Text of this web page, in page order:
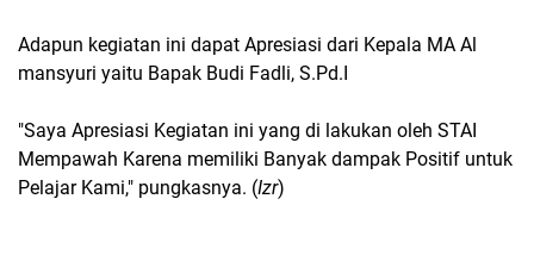
Adapun kegiatan ini dapat Apresiasi dari Kepala MA Al
mansyuri yaitu Bapak Budi Fadli, S.Pd.I
"Saya Apresiasi Kegiatan ini yang di lakukan oleh STAI
Mempawah Karena memiliki Banyak dampak Positif untuk
Pelajar Kami," pungkasnya. (Izr)